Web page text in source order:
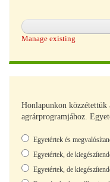
Manage existing
Honlapunkon
agrárprogramjához.
Választások
Egyetértek és
Egyetértek, de
Egyetértek, de